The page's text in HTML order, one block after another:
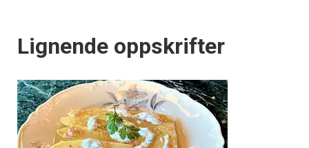
Lignende oppskrifter